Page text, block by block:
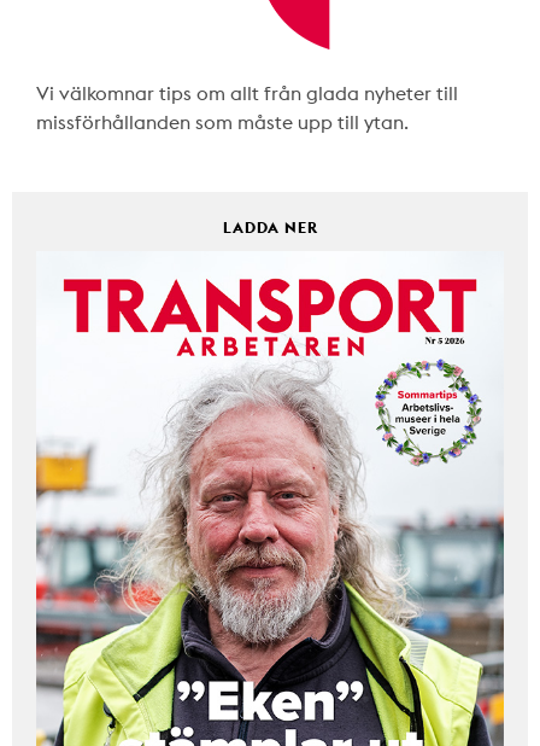
Vi välkomnar tips om allt från glada nyheter till
missförhållanden som måste upp till ytan.
LADDA NER